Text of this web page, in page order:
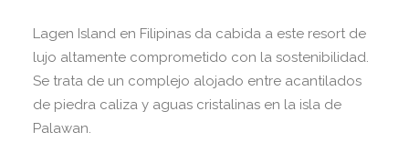
Search
Lagen Island en Filipinas da cabida a este resort de
lujo altamente comprometido con la sostenibilidad.
Se trata de un complejo alojado entre acantilados
de piedra caliza y aguas cristalinas en la isla de
Palawan.